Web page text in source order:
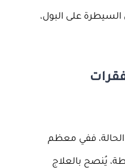
على البول،
ففي معظم
يُنصح بالعلاج